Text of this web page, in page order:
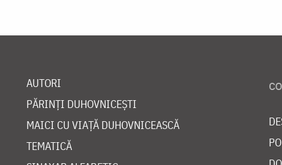
AUTORI
PĂRINȚI DUHOVNICEȘTI
MAICI CU VIAȚĂ DUHOVNICEASCĂ
TEMATICĂ